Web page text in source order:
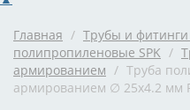
Главная / Трубы и
полипропиленовые SPK /
армированием / Труба
армированием ∅ 25x4.2 мм